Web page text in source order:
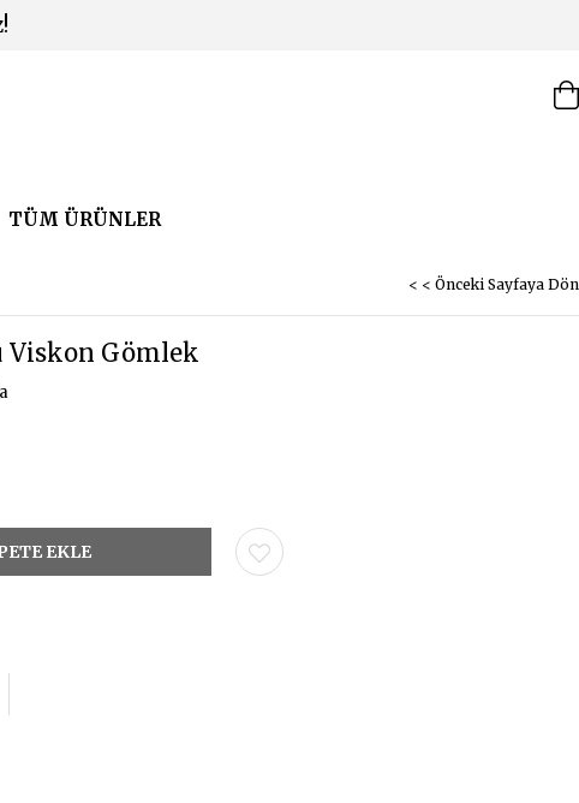
TÜM ÜRÜNLER
< < Önceki Sayfaya Dön
Viskon Gömlek